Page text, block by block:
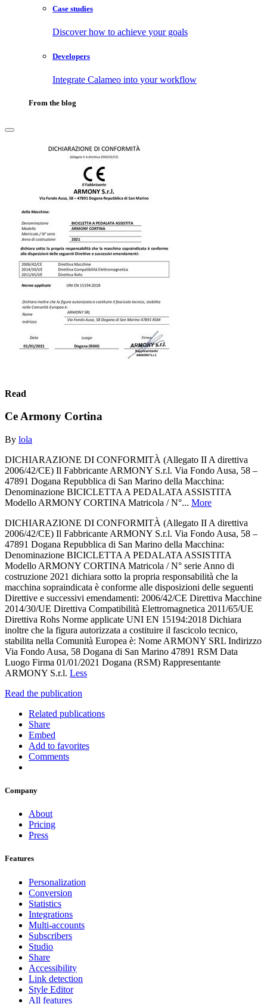
Case studies
Discover how to achieve your goals
Developers
Integrate Calameo into your workflow
From the blog
Read
Ce Armony Cortina
By lola
DICHIARAZIONE DI CONFORMITÀ (Allegato II A direttiva
2006/42/CE) Il Fabbricante ARMONY S.r.l. Via Fondo Ausa, 58 –
47891 Dogana Repubblica di San Marino della Macchina:
Denominazione BICICLETTA A PEDALATA ASSISTITA
Modello ARMONY CORTINA Matricola / N°... More
DICHIARAZIONE DI CONFORMITÀ (Allegato II A direttiva
2006/42/CE) Il Fabbricante ARMONY S.r.l. Via Fondo Ausa, 58 –
47891 Dogana Repubblica di San Marino della Macchina:
Denominazione BICICLETTA A PEDALATA ASSISTITA
Modello ARMONY CORTINA Matricola / N° serie Anno di
costruzione 2021 dichiara sotto la propria responsabilità che la
macchina sopraindicata è conforme alle disposizioni delle seguenti
Direttive e successivi emendamenti: 2006/42/CE Direttiva Macchine
2014/30/UE Direttiva Compatibilità Elettromagnetica 2011/65/UE
Direttiva Rohs Norme applicate UNI EN 15194:2018 Dichiara
inoltre che la figura autorizzata a costituire il fascicolo tecnico,
stabilita nella Comunità Europea è: Nome ARMONY SRL Indirizzo
Via Fondo Ausa, 58 Dogana di San Marino 47891 RSM Data
Luogo Firma 01/01/2021 Dogana (RSM) Rappresentante
ARMONY S.r.l. Less
Read the publication
Related publications
Share
Embed
Add to favorites
Comments
Company
About
Pricing
Press
Features
Personalization
Conversion
Statistics
Integrations
Multi-accounts
Subscribers
Studio
Share
Accessibility
Link detection
Style Editor
All features